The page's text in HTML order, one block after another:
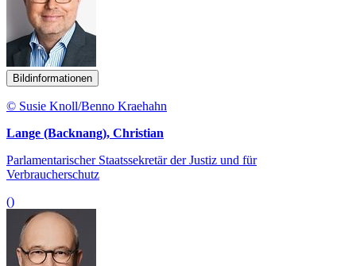
Bildinformationen
© Susie Knoll/Benno Kraehahn
Lange (Backnang), Christian
Parlamentarischer Staatssekretär der Justiz und für
Verbraucherschutz
()